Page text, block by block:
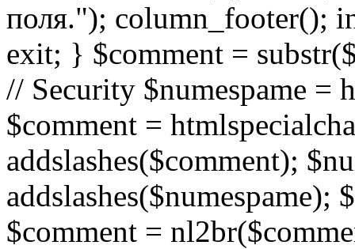
поля."); column_footer();
exit; } $comment =
// Security $numespame =
$comment =
addslashes($comment);
addslashes($numespame);
$comment =